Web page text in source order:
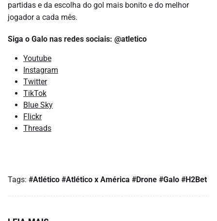
partidas e da escolha do gol mais bonito e do melhor
jogador a cada mês.
Siga o Galo nas redes sociais: @atletico
Youtube
Instagram
Twitter
TikTok
Blue Sky
Flickr
Threads
Tags: #Atlético #Atlético x América #Drone #Galo #H2Bet